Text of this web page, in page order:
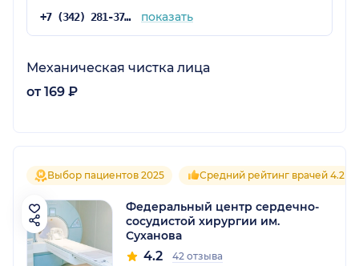
+7 (342) 281-37-73 показать
Механическая чистка лица
от 169 ₽
Выбор пациентов 2025 Средний рейтинг врачей 4.2
Федеральный центр сердечно-
сосудистой хирургии им.
Суханова
4.2 42 отзыва